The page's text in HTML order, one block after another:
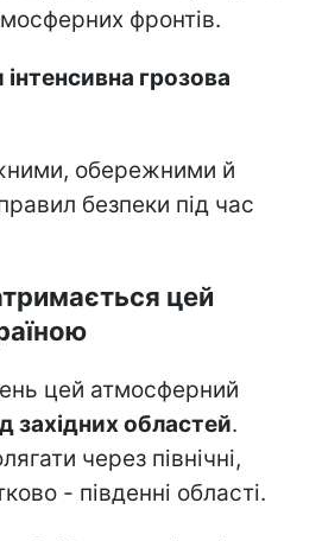
фронтів.
грозова
обережними й
безпеки під час
цей
цей атмосферний
західних областей.
через північні,
- південні області.